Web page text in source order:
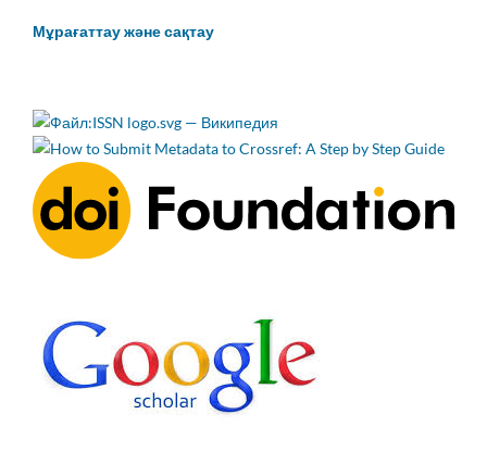
Мұрағаттау және сақтау